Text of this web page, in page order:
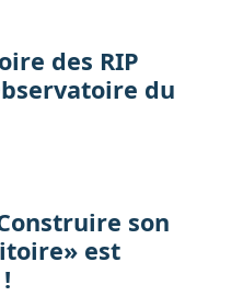
des RIP
du
son
est